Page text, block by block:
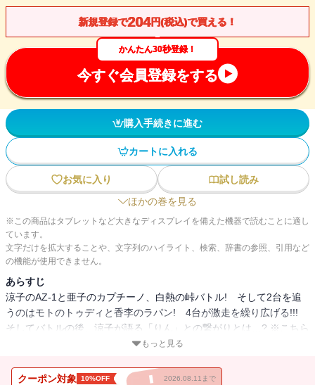
新規登録で204円(税込)で買える！
かんたん30秒登録！
今すぐ会員登録をする
購入手続きに進む
カートに入れる
お気に入り
試し読み
ほかの巻を見る
※この商品はタブレットなど大きなディスプレイを備えた機器で読むことに適し
ています。
文字だけを拡大することや、文字列のハイライト、検索、辞書の参照、引用など
の機能が使用できません。
あらすじ
涼子のAZ-1と亜子のカプチーノ、白熱の峠バトル! そして2台を追
うのはモトのトゥディと香李のラパン! 4台が激走を繰り広げる!!!
そしてバトルの後、涼子が語る「りん」との繋がりとは…? ※こちら
は巻末に電子版のみの特典ペーパーがついている特別版となりま
もっと見る
クーポン対象 10%OFF 2026.08.11まで